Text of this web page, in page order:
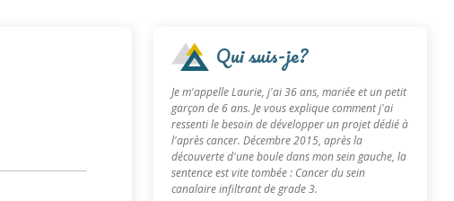
Qui suis-je?
Je m'appelle Laurie, j'ai 36 ans, mariée et un petit
garçon de 6 ans. Je vous explique comment j'ai
ressenti le besoin de développer un projet dédié à
l'après cancer. Décembre 2015, après la
découverte d'une boule dans mon sein gauche, la
sentence est vite tombée : Cancer du sein
canalaire infiltrant de grade 3.